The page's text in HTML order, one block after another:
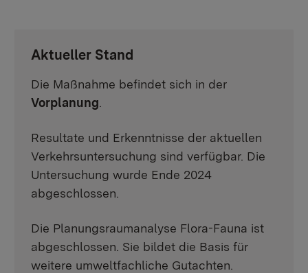
Aktueller Stand
Die Maßnahme befindet sich in der
Vorplanung
Resultate und Erkenntnisse der aktuellen
Verkehrsuntersuchung sind verfügbar. Die
Untersuchung wurde Ende 2024
abgeschlossen.
Die Planungsraumanalyse Flora-Fauna ist
abgeschlossen. Sie bildet die Basis für
weitere umweltfachliche Gutachten.